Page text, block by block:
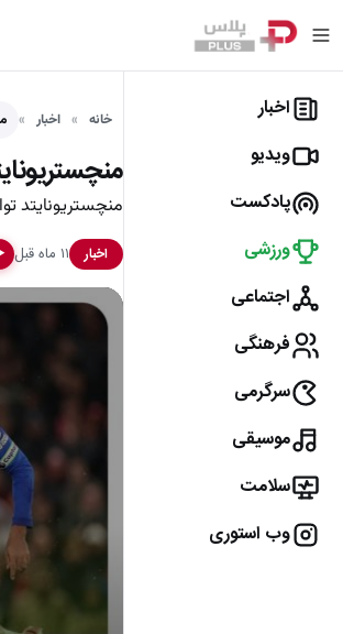
اخبار
ویدیو
پادکست
ورزشی
اجتماعی
فرهنگی
سرگرمی
موسیقی
سلامت
وب استوری
خانه اخبار
منچستریونایتد ۲ – چلسی ۱ (لیگ
منچستریونایتد
اخبار ۱۱ ماه قبل